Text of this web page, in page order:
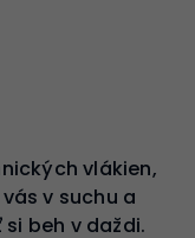
vlákien,
v suchu a
beh v daždi.